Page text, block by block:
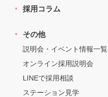
採用コラム
その他
説明会・イベント情報一覧
オンライン採用説明会
LINEで採用相談
ステーション見学